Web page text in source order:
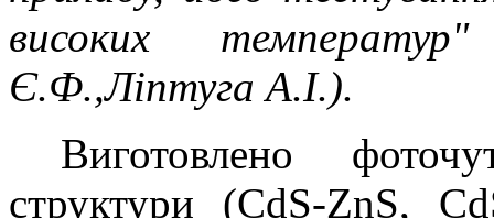
високих
Є.Ф.,Ліптуга А.І.).
Виготовлено
структури (CdS-ZnS,